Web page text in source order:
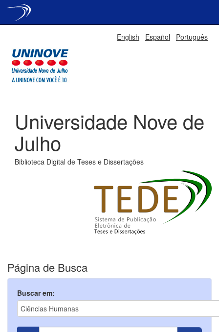
English Español Português
Universidade Nove de
Julho
Biblioteca Digital de Teses e Dissertações
Página de Busca
Buscar em: